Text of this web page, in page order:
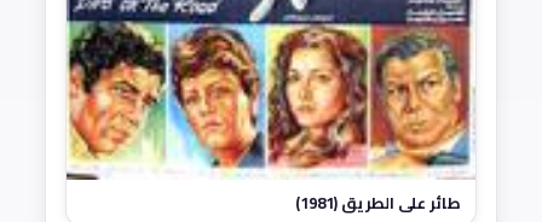
طائر على الطريق (1981)